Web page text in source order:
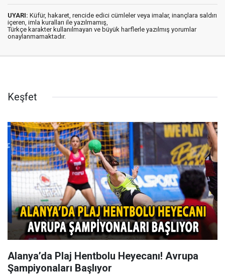
UYARI: Küfür, hakaret, rencide edici cümleler veya imalar, inançlara saldırı
içeren, imla kuralları ile yazılmamış,
Türkçe karakter kullanılmayan ve büyük harflerle yazılmış yorumlar
onaylanmamaktadır.
Keşfet
Alanya’da Plaj Hentbolu Heyecanı! Avrupa
Şampiyonaları Başlıyor